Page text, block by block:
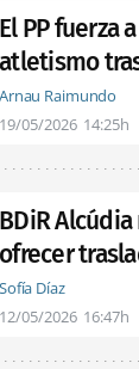
El PP fuerza
atletismo
Arnau Raimundo
19/05/2026 14:25h
BDiR
ofrecer
Sofía Díaz
12/05/2026 16:47h